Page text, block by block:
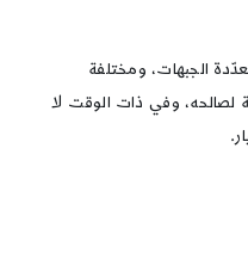
الجبهات، ومختلفة
لصالحه، وفي ذات الوقت لا